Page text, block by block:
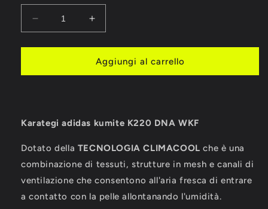
Diminuisci
quantità
per
ADIDAS
WKF
Aumenta
quantità
per
KARATEGI
ADIDAS
WKF
Aggiungi al carrello
Karategi adidas kumite K220 DNA WKF
Dotato della TECNOLOGIA CLIMACOOL che è una
combinazione di tessuti, strutture in mesh e canali di
ventilazione che consentono all'aria fresca di entrare
a contatto con la pelle allontanando l'umidità.